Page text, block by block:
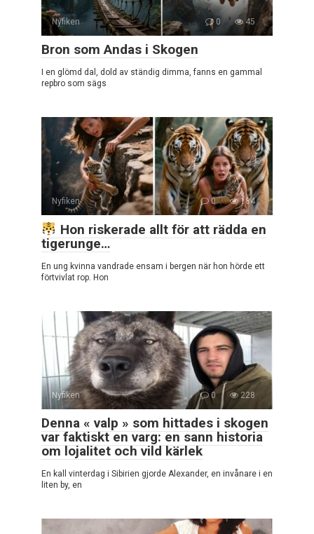
Nyfiken 0 45
Bron som Andas i Skogen
I en glömd dal, dold av ständig dimma, fanns en gammal
repbro som sägs
Nyfiken 0 184
Hon riskerade allt för att rädda en
tigerunge…
En ung kvinna vandrade ensam i bergen när hon hörde ett
förtvivlat rop. Hon
Nyfiken 0 228
Denna « valp » som hittades i skogen
var faktiskt en varg: en sann historia
om lojalitet och vild kärlek
En kall vinterdag i Sibirien gjorde Alexander, en invånare i en
liten by, en